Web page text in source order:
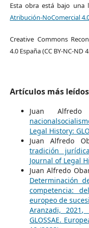
Esta obra está bajo una
Atribución-NoComercial
Creative Commons
4.0 España (CC BY-NC-ND
Artículos más
Juan
Legal History:
Juan Alfredo
tradición
Journal of Legal
Juan Alfredo
Determinación
competencia:
europeo de
Aranzadi, 2021,
GLOSSAE.